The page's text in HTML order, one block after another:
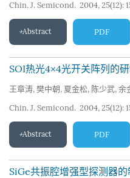
Chin. J. Semicond. 2004, 25(12):
Abstract PDF
SOI热光4×4光开关阵列的
王章涛, 樊中朝 , 夏金松, 陈少武, 余
Chin. J. Semicond. 2004, 25(12):
Abstract PDF
SiGe共振腔增强型探测器